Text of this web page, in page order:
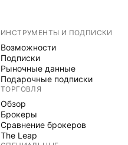
ИНСТРУМЕНТЫ И ПОДПИСКИ
Возможности
Подписки
Рыночные данные
Подарочные подписки
ТОРГОВЛЯ
Обзор
Брокеры
Сравнение брокеров
The Leap